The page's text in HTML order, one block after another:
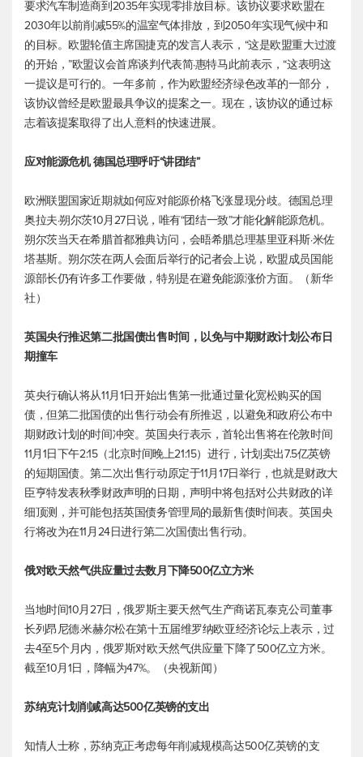
要求汽车制造商到2035年实现零排放目标。该协议要求欧盟在
2030年以前削减55%的温室气体排放，到2050年实现气候中和
的目标。欧盟轮值主席国捷克的发言人表示，“这是欧盟重大过渡
的开始，”欧盟议会首席谈判代表简·惠特马此前表示，“这表明这
一提议是可行的。一年多前，作为欧盟经济绿色改革的一部分，
该协议曾经是欧盟最具争议的提案之一。现在，该协议的通过标
志着该提案取得了出人意料的快速进展。
应对能源危机 德国总理呼吁“讲团结”
欧洲联盟国家近期就如何应对能源价格飞涨显现分歧。德国总理
奥拉夫·朔尔茨10月27日说，唯有“团结一致”才能化解能源危机。
朔尔茨当天在希腊首都雅典访问，会晤希腊总理基里亚科斯·米佐
塔基斯。朔尔茨在两人会面后举行的记者会上说，欧盟成员国能
源部长仍有许多工作要做，特别是在避免能源涨价方面。（新华
社）
英国央行推迟第二批国债出售时间，以免与中期财政计划公布日
期撞车
英央行确认将从11月1日开始出售第一批通过量化宽松购买的国
债，但第二批国债的出售行动会有所推迟，以避免和政府公布中
期财政计划的时间冲突。英国央行表示，首轮出售将在伦敦时间
11月1日下午2:15（北京时间晚上21:15）进行，计划卖出7.5亿英镑
的短期国债。第二次出售行动原定于11月17日举行，也就是财政大
臣亨特发表秋季财政声明的日期，声明中将包括对公共财政的详
细顶测，并可能包括英国债务管理局的最新售债时间表。英国央
行将改为在11月24日进行第二次国债出售行动。
俄对欧天然气供应量过去数月下降500亿立方米
当地时间10月27日，俄罗斯主要天然气生产商诺瓦泰克公司董事
长列昂尼德·米赫尔松在第十五届维罗纳欧亚经济论坛上表示，过
去4至5个月内，俄罗斯对欧天然气供应量下降了500亿立方米。
截至10月1日，降幅为47%。（央视新闻）
苏纳克计划削减高达500亿英镑的支出
知情人士称，苏纳克正考虑每年削减规模高达500亿英镑的支